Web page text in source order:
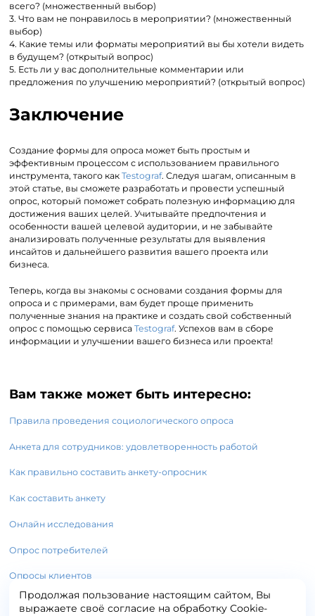
всего? (множественный выбор)
3. Что вам не понравилось в мероприятии? (множественный
выбор)
4. Какие темы или форматы мероприятий вы бы хотели видеть
в будущем? (открытый вопрос)
5. Есть ли у вас дополнительные комментарии или
предложения по улучшению мероприятий? (открытый вопрос)
Заключение
Создание формы для опроса может быть простым и
эффективным процессом с использованием правильного
инструмента, такого какTestograf. Следуя шагам, описанным в
этой статье, вы сможете разработать и провести успешный
опрос, который поможет собрать полезную информацию для
достижения ваших целей. Учитывайте предпочтения и
особенности вашей целевой аудитории, и не забывайте
анализировать полученные результаты для выявления
инсайтов и дальнейшего развития вашего проекта или
бизнеса.
Теперь, когда вы знакомы с основами создания формы для
опроса и с примерами, вам будет проще применить
полученные знания на практике и создать свой собственный
опрос с помощью сервисаTestograf. Успехов вам в сборе
информации и улучшении вашего бизнеса или проекта!
Вам также может быть интересно:
Правила проведения социологического опроса
Анкета для сотрудников: удовлетворенность работой
Как правильно составить анкету-опросник
Как составить анкету
Онлайн исследования
Опрос потребителей
Опросы клиентов
Продолжая пользование настоящим сайтом, Вы
выражаете своё согласие на обработку Сookie-